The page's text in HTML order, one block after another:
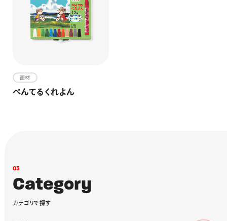
画材
ぺんてるくれよん
03
Category
カテゴリで探す